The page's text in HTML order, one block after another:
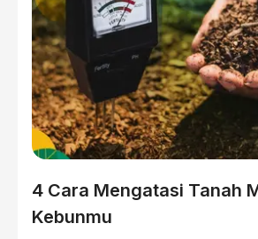
4 Cara Mengatasi Tanah
Kebunmu